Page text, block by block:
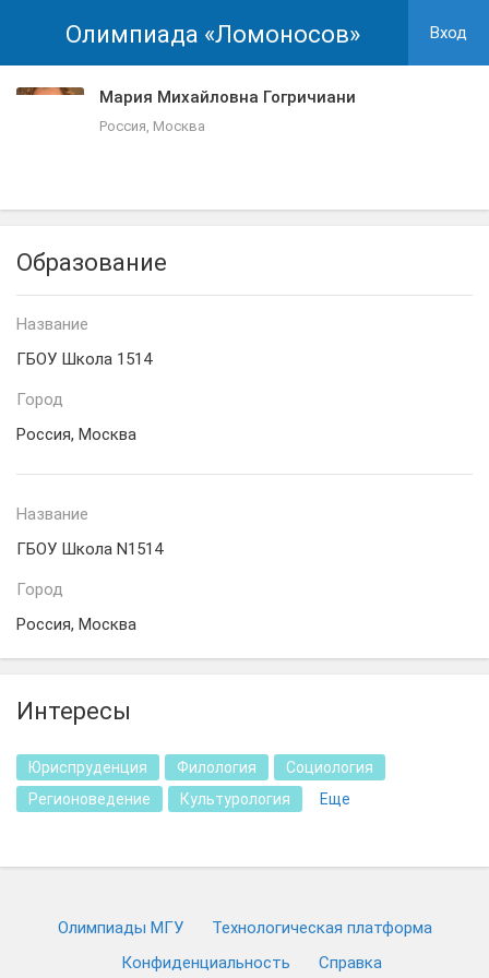
Олимпиада «Ломоносов» Вход
Мария Михайловна Гогричиани
Россия, Москва
Образование
Название
ГБОУ Школа 1514
Город
Россия, Москва
Название
ГБОУ Школа N1514
Город
Россия, Москва
Интересы
Юриспруденция Филология
Социология
Регионоведение
Культурология Еще
Олимпиады МГУ
Технологическая платформа
Конфиденциальность
Cправка